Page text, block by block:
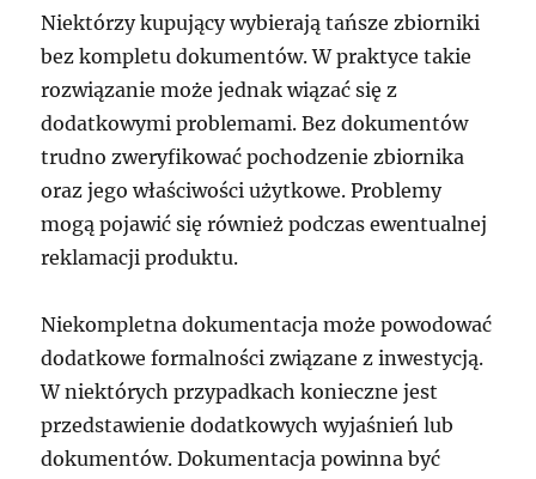
Niektórzy kupujący wybierają tańsze zbiorniki
bez kompletu dokumentów. W praktyce takie
rozwiązanie może jednak wiązać się z
dodatkowymi problemami. Bez dokumentów
trudno zweryfikować pochodzenie zbiornika
oraz jego właściwości użytkowe. Problemy
mogą pojawić się również podczas ewentualnej
reklamacji produktu.
Niekompletna dokumentacja może powodować
dodatkowe formalności związane z inwestycją.
W niektórych przypadkach konieczne jest
przedstawienie dodatkowych wyjaśnień lub
dokumentów. Dokumentacja powinna być